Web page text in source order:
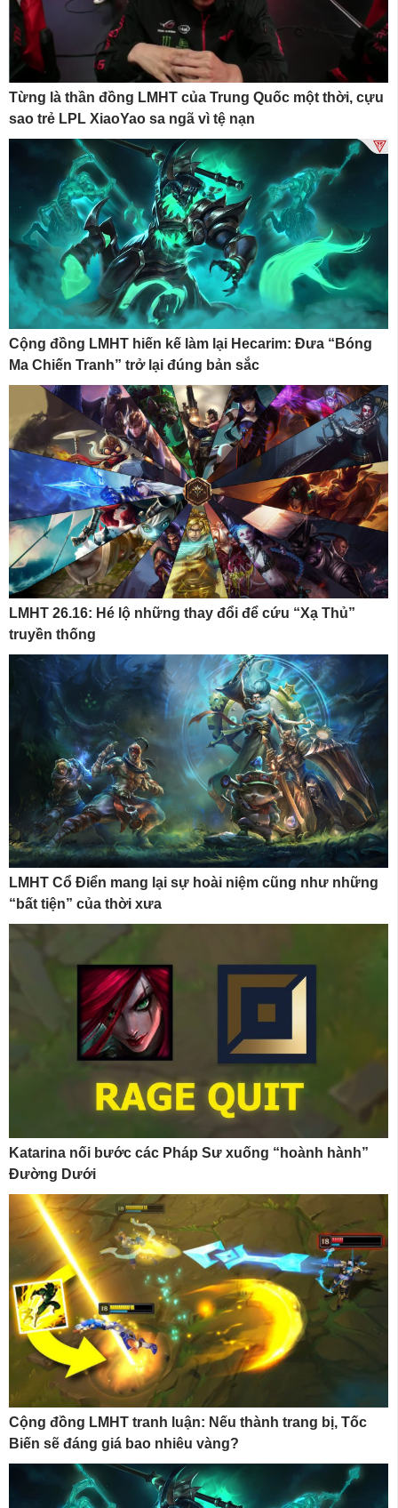
Từng là thần đồng LMHT của Trung Quốc một thời, cựu
sao trẻ LPL XiaoYao sa ngã vì tệ nạn
Cộng đồng LMHT hiến kế làm lại Hecarim: Đưa “Bóng
Ma Chiến Tranh” trở lại đúng bản sắc
LMHT 26.16: Hé lộ những thay đổi để cứu “Xạ Thủ”
truyền thống
LMHT Cổ Điển mang lại sự hoài niệm cũng như những
“bất tiện” của thời xưa
Katarina nối bước các Pháp Sư xuống “hoành hành”
Đường Dưới
Cộng đồng LMHT tranh luận: Nếu thành trang bị, Tốc
Biến sẽ đáng giá bao nhiêu vàng?